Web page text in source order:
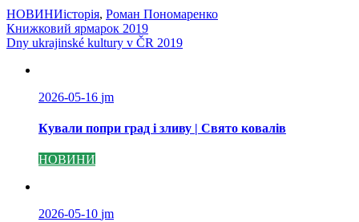
НОВИНИісторія, Роман Пономаренко
Навігація
записів
Книжковий ярмарок 2019
Dny ukrajinské kultury v ČR 2019
2026-05-16 jm
Кували попри град і зливу | Свято ковалів
НОВИНИ
2026-05-10 jm